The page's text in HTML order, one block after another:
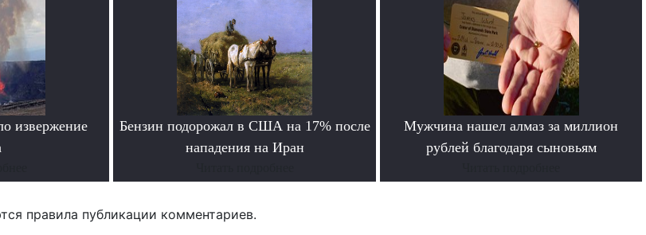
извержение
Бензин подорожал в США на 17% после
нападения на Иран
Мужчина нашел алмаз за миллион
рублей благодаря сыновьям
правила публикации комментариев.